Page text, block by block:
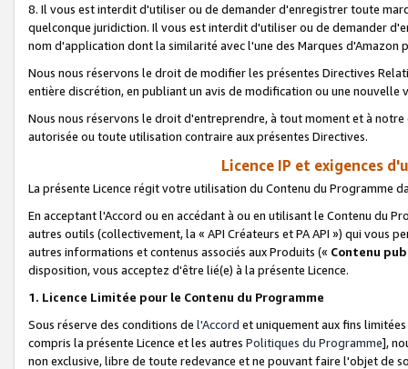
8. Il vous est interdit d'utiliser ou de demander d'enregistrer toute
quelconque juridiction. Il vous est interdit d'utiliser ou de demander
nom d'application dont la similarité avec l'une des Marques
Nous nous réservons le droit de modifier les présentes Directives
entière discrétion, en publiant un avis de modification ou une nouvelle
Nous nous réservons le droit d'entreprendre, à tout moment et à
autorisée ou toute utilisation contraire aux présentes Directives.
Licence IP et exigences
La présente Licence régit votre utilisation du Contenu du Programme
En acceptant l'Accord ou en accédant à ou en utilisant le Contenu du
autres outils (collectivement, la « API Créateurs et PA API ») qui vous
autres informations et contenus associés aux Produits (« Contenu
disposition, vous acceptez d'être lié(e) à la présente Licence.
1. Licence Limitée pour le Contenu du Programme
Sous réserve des conditions de l'Accord et uniquement aux fins
compris la présente Licence et les autres Politiques du Programme],
non exclusive, libre de toute redevance et ne pouvant faire l'objet de